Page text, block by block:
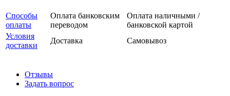
Способы
оплаты
Оплата банковским
переводом
Оплата наличными /
банковской картой
Условия
доставки
Доставка Самовывоз
Отзывы
Задать вопрос